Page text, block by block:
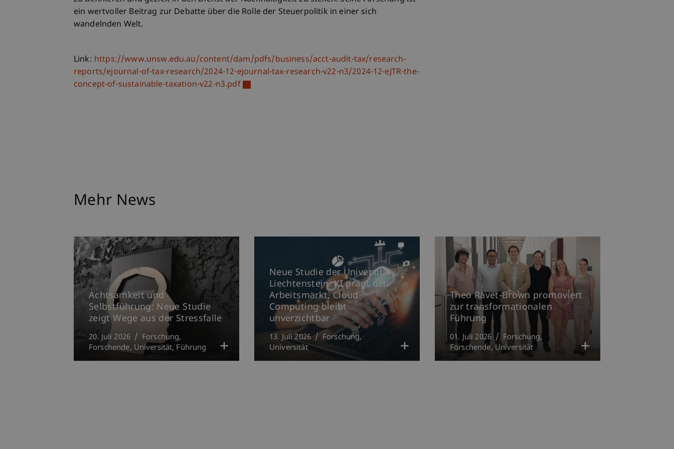
ein wertvoller Beitrag zur Debatte über die Rolle der Steuerpolitik in einer sich
wandelnden Welt.
Link: https://www.unsw.edu.au/content/dam/pdfs/business/acct-audit-tax/research-
reports/ejournal-of-tax-research/2024-12-ejournal-tax-research-v22-n3/2024-12-eJTR-the-
concept-of-sustainable-taxation-v22-n3.pdf
Mehr News
Achtsamkeit und
Selbstführung: Neue Studie
zeigt Wege aus der Stressfalle
20. Juli 2026
Forschung
Forschende Universität Führung
Neue Studie der Universität
Liechtenstein: KI prägt den
Arbeitsmarkt, Cloud
Computing bleibt
unverzichtbar
13. Juli 2026
Forschung
Universität
Theo Ravet-Brown promoviert
zur transformationalen
Führung
01. Juli 2026
Forschung
Forschende Universität